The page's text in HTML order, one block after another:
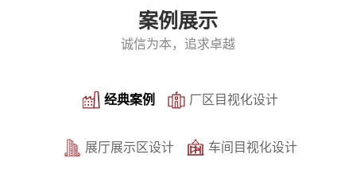
案例展示
诚信为本，追求卓越
经典案例 厂区目视化设计
展厅展示区设计 车间目视化设计